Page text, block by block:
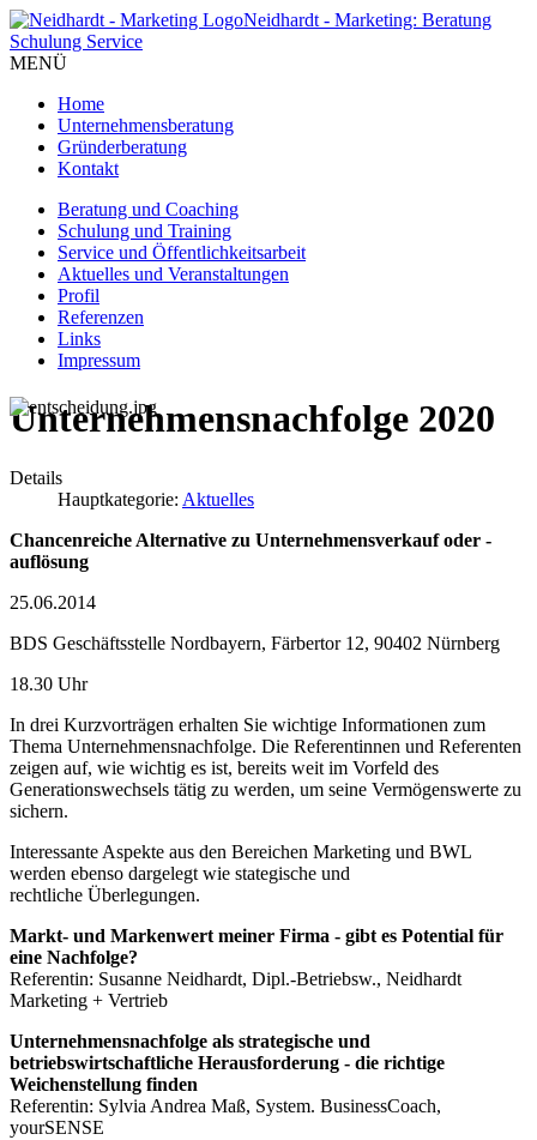
Neidhardt - Marketing: Beratung
Schulung Service
MENÜ
Home
Unternehmensberatung
Gründerberatung
Kontakt
Beratung und Coaching
Schulung und Training
Service und Öffentlichkeitsarbeit
Aktuelles und Veranstaltungen
Profil
Referenzen
Links
Impressum
Unternehmensnachfolge 2020
Details
Hauptkategorie: Aktuelles
Chancenreiche Alternative zu Unternehmensverkauf oder -
auflösung
25.06.2014
BDS Geschäftsstelle Nordbayern, Färbertor 12, 90402 Nürnberg
18.30 Uhr
In drei Kurzvorträgen erhalten Sie wichtige Informationen zum
Thema Unternehmensnachfolge. Die Referentinnen und Referenten
zeigen auf, wie wichtig es ist, bereits weit im Vorfeld des
Generationswechsels tätig zu werden, um seine Vermögenswerte zu
sichern.
Interessante Aspekte aus den Bereichen Marketing und BWL
werden ebenso dargelegt wie stategische und
rechtliche Überlegungen.
Markt- und Markenwert meiner Firma - gibt es Potential für
eine Nachfolge?
Referentin: Susanne Neidhardt, Dipl.-Betriebsw., Neidhardt
Marketing + Vertrieb
Unternehmensnachfolge als strategische und
betriebswirtschaftliche Herausforderung - die richtige
Weichenstellung finden
Referentin: Sylvia Andrea Maß, System. BusinessCoach,
yourSENSE